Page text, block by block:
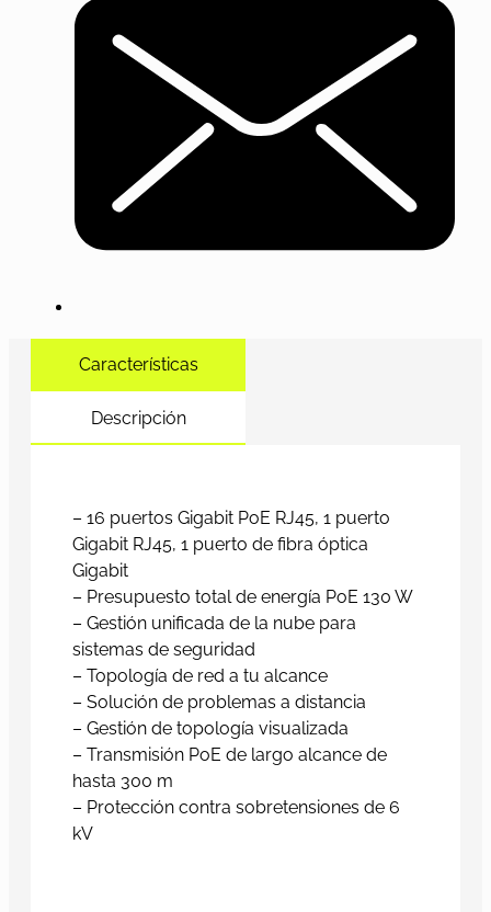
Características
Descripción
– 16 puertos Gigabit PoE RJ45, 1 puerto
Gigabit RJ45, 1 puerto de fibra óptica
Gigabit
– Presupuesto total de energía PoE 130 W
– Gestión unificada de la nube para
sistemas de seguridad
– Topología de red a tu alcance
– Solución de problemas a distancia
– Gestión de topología visualizada
– Transmisión PoE de largo alcance de
hasta 300 m
– Protección contra sobretensiones de 6
kV